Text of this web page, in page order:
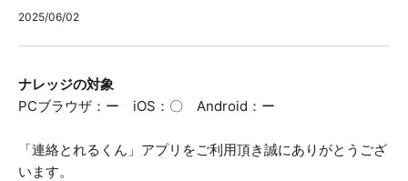
2025/06/02
ナレッジの対象
PCブラウザ：ー iOS：〇 Android：ー
「連絡とれるくん」アプリをご利用頂き誠にありがとうござ
います。